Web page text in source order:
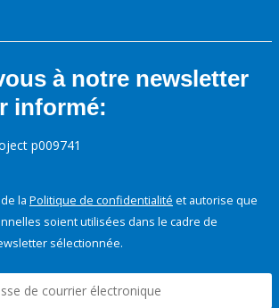
à notre newsletter
informé:
p009741
la Politique de confidentialité et autorise que
soient utilisées dans le cadre de
sélectionnée.